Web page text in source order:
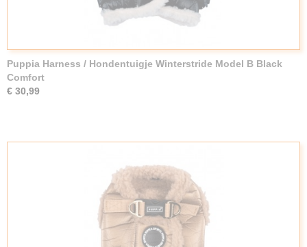
Puppia Harness / Hondentuigje Winterstride Model B Black
Comfort
€ 30,99